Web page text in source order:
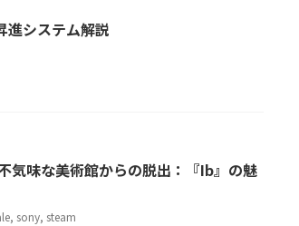
進システム解説
気味な美術館からの脱出：『Ib』の魅
, sony, steam